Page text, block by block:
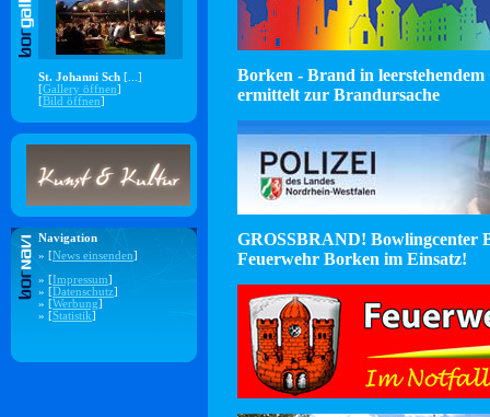
St. Johanni Sch [...]
[Gallery öffnen]
[Bild öffnen]
Navigation
» [News einsenden]
» [Impressum]
» [Datenschutz]
» [Werbung]
» [Statistik]
Borken - Brand in leerstehendem
ermittelt zur Brandursache
GROSSBRAND! Bowlingcenter
Feuerwehr Borken im Einsatz!